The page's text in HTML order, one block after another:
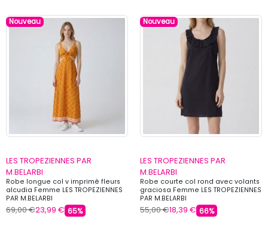
Nouveau
LES TROPEZIENNES PAR
M.BELARBI
Robe longue col v imprimé fleurs
alcudia Femme LES TROPEZIENNES
PAR M.BELARBI
69,00 €23,99 € 65%
Nouveau
LES TROPEZIENNES PAR
M.BELARBI
Robe courte col rond avec volants
graciosa Femme LES TROPEZIENNES
PAR M.BELARBI
55,00 €18,39 € 66%